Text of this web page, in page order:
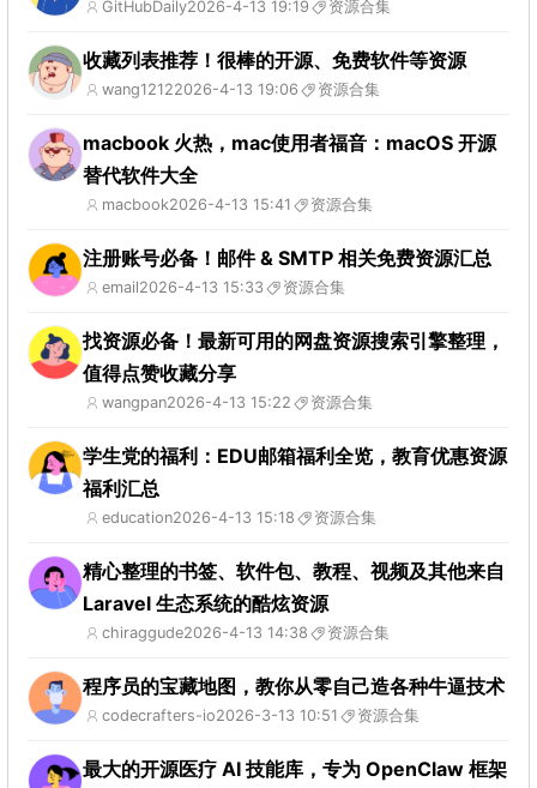
GitHubDaily2026-4-13 19:19 资源合集
收藏列表推荐！很棒的开源、免费软件等资源
wang12122026-4-13 19:06 资源合集
macbook 火热，mac使用者福音：macOS 开源
替代软件大全
macbook2026-4-13 15:41 资源合集
注册账号必备！邮件 & SMTP 相关免费资源汇总
email2026-4-13 15:33 资源合集
找资源必备！最新可用的网盘资源搜索引擎整理，
值得点赞收藏分享
wangpan2026-4-13 15:22 资源合集
学生党的福利：EDU邮箱福利全览，教育优惠资源
福利汇总
education2026-4-13 15:18 资源合集
精心整理的书签、软件包、教程、视频及其他来自
Laravel 生态系统的酷炫资源
chiraggude2026-4-13 14:38 资源合集
程序员的宝藏地图，教你从零自己造各种牛逼技术
codecrafters-io2026-3-13 10:51 资源合集
最大的开源医疗 AI 技能库，专为 OpenClaw 框架